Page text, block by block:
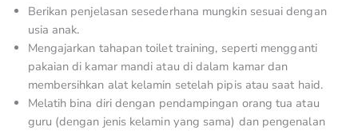
Berikan penjelasan sesederhana mungkin sesuai dengan
usia anak.
Mengajarkan tahapan toilet training, seperti mengganti
pakaian di kamar mandi atau di dalam kamar dan
membersihkan alat kelamin setelah pipis atau saat haid.
Melatih bina diri dengan pendampingan orang tua atau
guru (dengan jenis kelamin yang sama) dan pengenalan